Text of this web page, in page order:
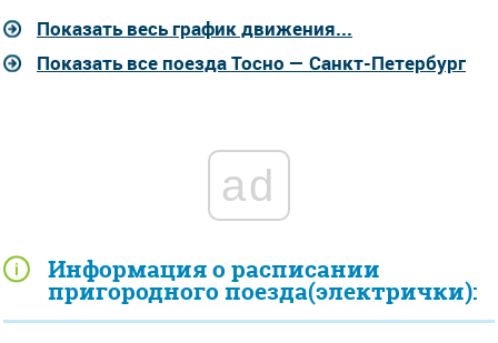
Информация о расписании
пригородного поезда(электрички):
Показать весь график движения...
Показать все поезда Тосно — Санкт-Петербург
ad